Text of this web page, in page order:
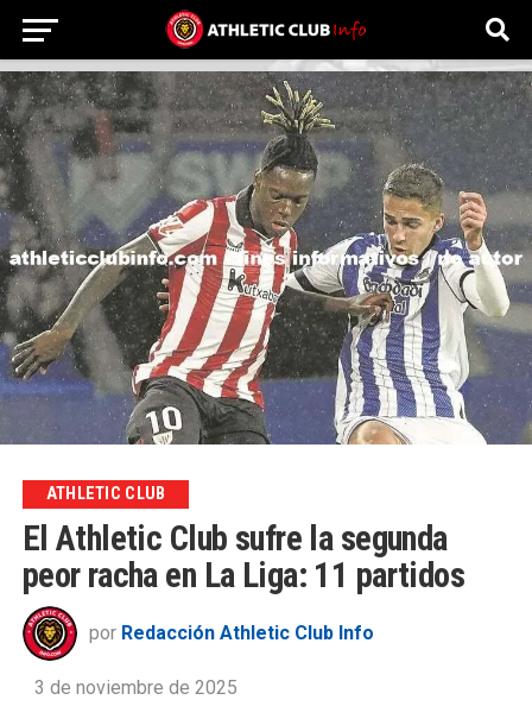
ATHLETIC CLUB
El Athletic Club sufre la segunda
peor racha en La Liga: 11 partidos
por Redacción Athletic Club Info
3 de noviembre de 2025